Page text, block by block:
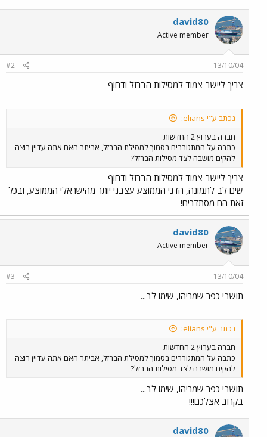
david80
Active member
13/10/04
#2
צריך ליישב צמוד למסילות הברזל ודחוף
נכתב ע"י elians:
חברה בערוץ 2 החדשות
כתבה על המתגוררים בסמוך למסילת הברזל, אביתר האם אתה עדיין רוצה
להקים מושבה לצד מסילות הברזל?
צריך ליישב צמוד למסילות הברזל ודחוף
שים לב לתמונה, הדני הממוצע עצבני יותר מהישראלי הממוצע, ובכל
זאת הם מסתדרים!
david80
Active member
13/10/04
#3
תושבי כפר שמריהו, שימו לב...
נכתב ע"י elians:
חברה בערוץ 2 החדשות
כתבה על המתגוררים בסמוך למסילת הברזל, אביתר האם אתה עדיין רוצה
להקים מושבה לצד מסילות הברזל?
תושבי כפר שמריהו, שימו לב...
בקרוב אצלכם!!!
david80